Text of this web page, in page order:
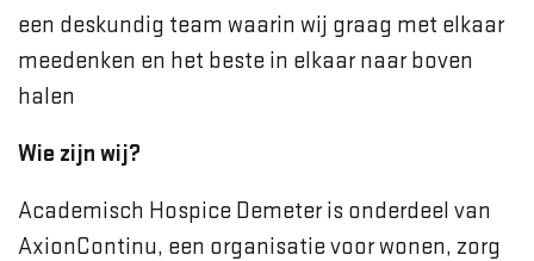
een deskundig team waarin wij graag met elkaar
meedenken en het beste in elkaar naar boven
halen
Wie zijn wij?
Academisch Hospice Demeter is onderdeel van
AxionContinu, een organisatie voor wonen, zorg